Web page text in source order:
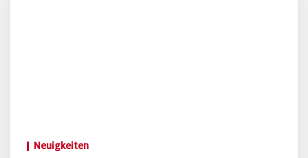
Neuigkeiten